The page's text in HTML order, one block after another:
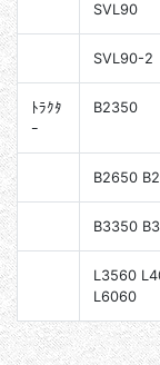
SVL90
SVL90-2
ﾄﾗｸﾀ
ｰ
B2350
B2650
B3350
L3560
L6060